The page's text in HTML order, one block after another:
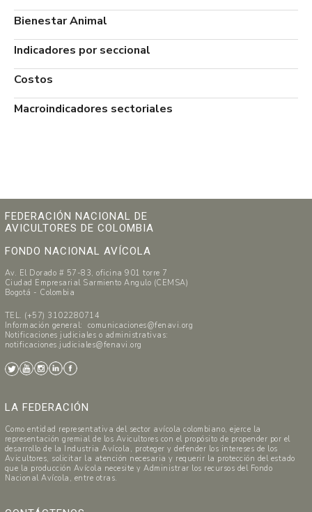
Bienestar Animal
Indicadores por seccional
Costos
Macroindicadores sectoriales
FEDERACIÓN NACIONAL DE
AVICULTORES DE COLOMBIA
FONDO NACIONAL AVÍCOLA
Av. El Dorado # 57-83, oficina 901 torre 7
Ciudad Empresarial Sarmiento Angulo (CEMSA)
Bogotá - Colombia
TEL. (+57) 3102280714
Información general: comunicaciones@fenavi.org
Notificaciones judiciales o administrativas:
notificaciones.judiciales@fenavi.org
LA FEDERACIÓN
Como entidad representativa del sector avícola colombiano, ejerce la
representación gremial de los Avicultores con el propósito de propender por el
desarrollo de la Industria Avícola, proteger y defender los intereses de los
Avicultores, solicitar la atención necesaria y requerir la protección del estado
que la producción Avícola necesite y Administrar los recursos del Fondo
Nacional Avícola, entre otras.